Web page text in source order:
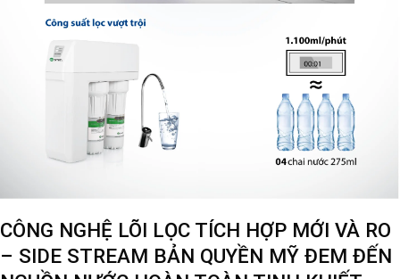
CÔNG NGHỆ LÕI LỌC TÍCH HỢP MỚI VÀ RO
– SIDE STREAM BẢN QUYỀN MỸ ĐEM ĐẾN